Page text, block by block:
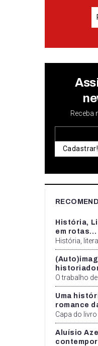
Receba
Cadastrar!
História,
em rotas...
História,
O trabalho de
Uma
romance
Capa do livro
Aluísio